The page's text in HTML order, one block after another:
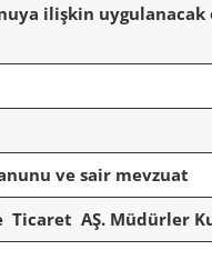
ilişkin uygulanacak
ve sair mevzuat
Ticaret AŞ. Müdürler